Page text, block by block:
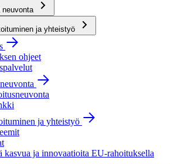
neuvonta
ja yhteistyö
ohjeet
ja yhteistyö
kasvua ja innovaatioita EU-rahoituksella